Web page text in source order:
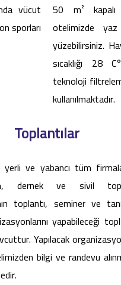
vücut
sporları
50 m²
otelimizde
yüzebilirsiniz.
sıcaklığı 28
teknoloji
kullanılmaktadır.
Toplantılar
yerli ve yabancı tüm
dernek ve sivil
toplantı, seminer ve
yapabileceği
Yapılacak
bilgi ve randevu